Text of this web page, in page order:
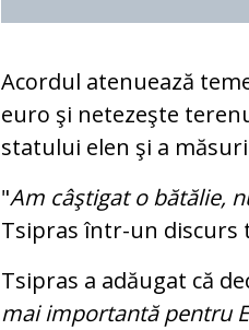
Acordul atenuează
euro şi netezeşte
statului elen şi a
"Am câştigat o bătălie,
Tsipras într-un discurs
Tsipras a adăugat că
mai importantă pentru